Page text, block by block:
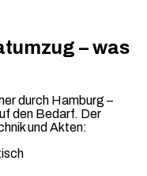
– was
durch Hamburg –
den Bedarf. Der
und Akten: